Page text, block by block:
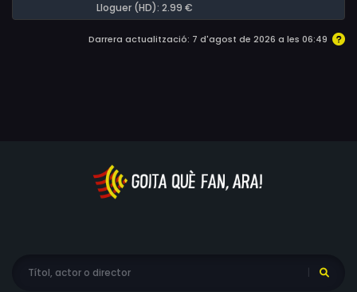
Lloguer (HD): 2.99 €
Darrera actualització: 7 d'agost de 2026 a les 06:49